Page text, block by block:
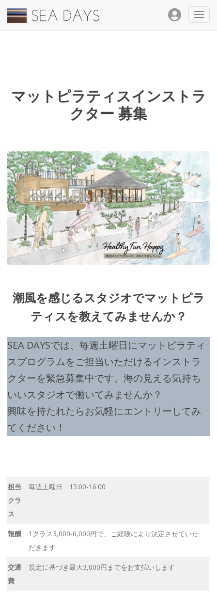
マットピラティスインストラ
クター 募集
潮風を感じるスタジオでマットピラ
ティスを教えてみませんか？
SEA DAYSでは、毎週土曜日にマットピラティ
スプログラムをご担当いただけるインストラ
クターを緊急募集中です。海の見える気持ち
いいスタジオで働いてみませんか？
興味を持たれたらお気軽にエントリーしてみ
てください！
担当
クラ
ス
毎週土曜日 15:00-16:00
報酬
1クラス3,000-6,000円で、ご経験により決定させていた
だきます
交通
費
規定に基づき最大3,000円までをお支払いします